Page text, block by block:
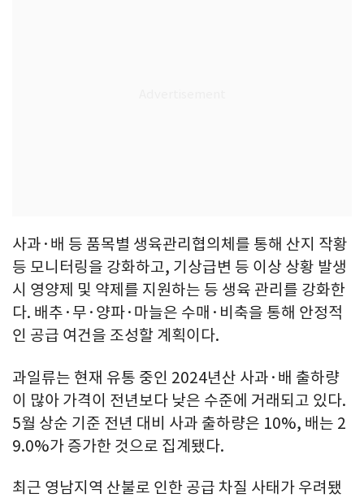
사과·배 등 품목별 생육관리협의체를 통해 산지 작황
등 모니터링을 강화하고, 기상급변 등 이상 상황 발생
시 영양제 및 약제를 지원하는 등 생육 관리를 강화한
다. 배추·무·양파·마늘은 수매·비축을 통해 안정적
인 공급 여건을 조성할 계획이다.
과일류는 현재 유통 중인 2024년산 사과·배 출하량
이 많아 가격이 전년보다 낮은 수준에 거래되고 있다.
5월 상순 기준 전년 대비 사과 출하량은 10%, 배는 2
9.0%가 증가한 것으로 집계됐다.
최근 영남지역 산불로 인한 공급 차질 사태가 우려됐